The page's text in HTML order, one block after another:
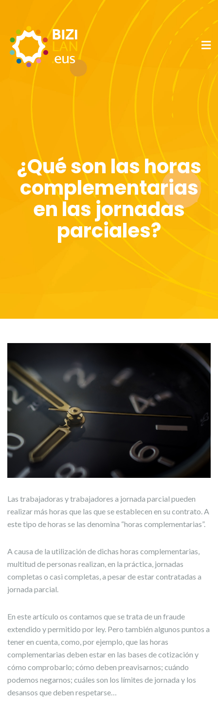
¿Qué son las horas
complementarias
en las jornadas
parciales?
Las trabajadoras y trabajadores a jornada parcial pueden
realizar más horas que las que se establecen en su contrato. A
este tipo de horas se las denomina “horas complementarias”.
A causa de la utilización de dichas horas complementarias,
multitud de personas realizan, en la práctica, jornadas
completas o casi completas, a pesar de estar contratadas a
jornada parcial.
En este artículo os contamos que se trata de un fraude
extendido y permitido por ley. Pero también algunos puntos a
tener en cuenta, como, por ejemplo, que las horas
complementarias deben estar en las bases de cotización y
cómo comprobarlo; cómo deben preavisarnos; cuándo
podemos negarnos; cuáles son los límites de jornada y los
desansos que deben respetarse…